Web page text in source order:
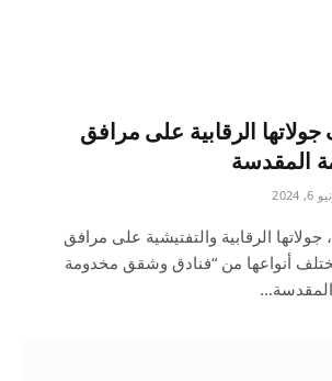
الرقابية على مرافق
المقدسة
2024
الرقابية والتفتيشية على مرافق
أنواعها من “فنادق وشقق مخدومة